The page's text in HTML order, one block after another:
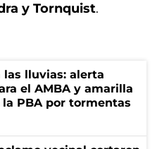
y Tornquist.
las lluvias: alerta
el AMBA y amarilla
la PBA por tormentas